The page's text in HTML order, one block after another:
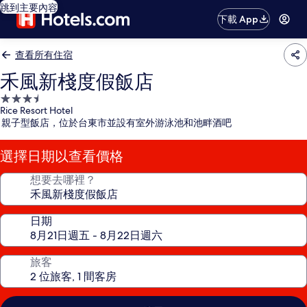
跳到主要內容
下載 App
查看所有住宿
禾風新棧度假飯店
3.5
星
級
住
宿
Rice Resort Hotel
親子型飯店，位於台東市並設有室外游泳池和池畔酒吧
選擇日期以查看價格
想要去哪裡？
日期
旅客